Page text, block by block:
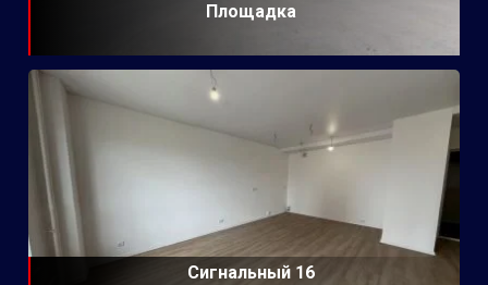
Площадка
Сигнальный 16